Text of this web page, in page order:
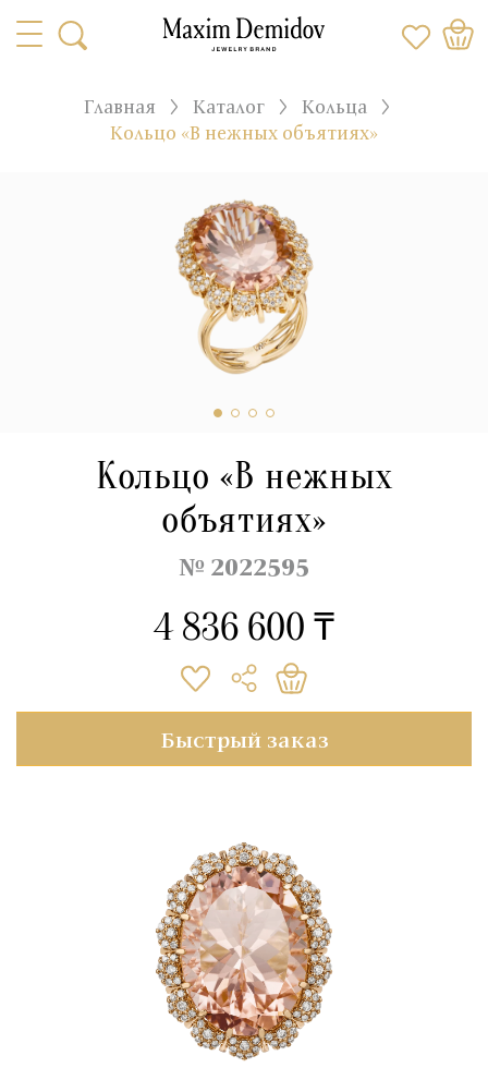
Главная Каталог
Кольца
Кольцо «В нежных объятиях»
Кольцо «В нежных
объятиях»
№ 2022595
4 836 600 ₸
Быстрый заказ